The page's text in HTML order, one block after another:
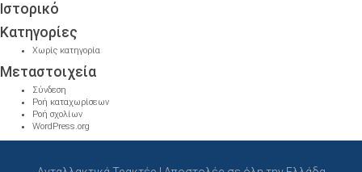
Ιστορικό
Kατηγορίες
Χωρίς κατηγορία
Μεταστοιχεία
Σύνδεση
Ροή καταχωρίσεων
Ροή σχολίων
WordPress.org